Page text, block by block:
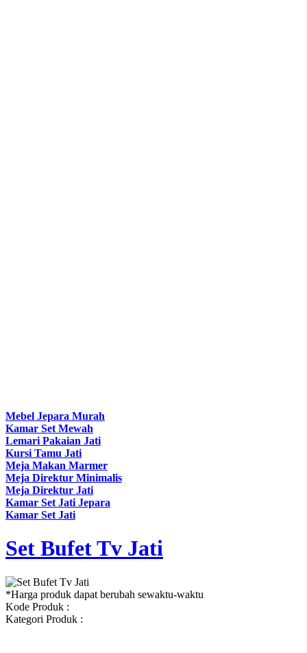
Mebel Jepara Murah
Kamar Set Mewah
Lemari Pakaian Jati
Kursi Tamu Jati
Meja Makan Marmer
Meja Direktur Minimalis
Meja Direktur Jati
Kamar Set Jati Jepara
Kamar Set Jati
Set Bufet Tv Jati
*Harga produk dapat berubah sewaktu-waktu
Kode Produk :
Kategori Produk :